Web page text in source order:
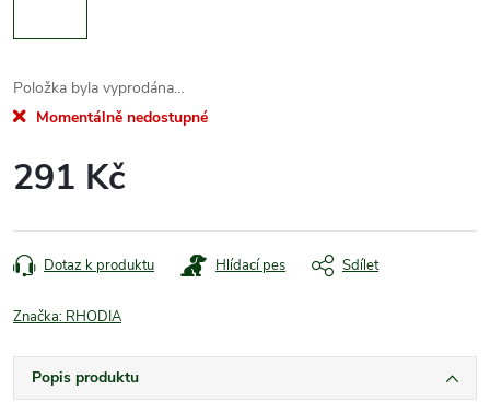
Položka byla vyprodána…
Momentálně nedostupné
291 Kč
cena:
Dotaz k produktu Hlídací pes Sdílet
Značka: RHODIA
Popis produktu